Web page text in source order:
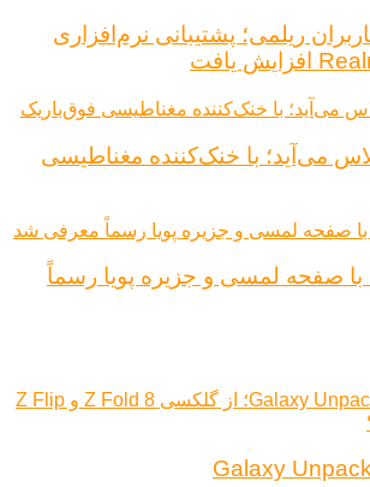
ریلمی؛ پشتیبانی نرم‌افزاری
می‌آید؛ با خنک‌کننده مغناطیسی
مک‌بوک پرو ۲۰۲۶ با صفحه لمسی و جزیره پویا رسماً